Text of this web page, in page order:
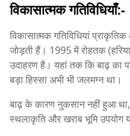
विकासात्मक गतिविधियाँ:-
विकासात्मक गतिविधियां
जोड़ती हैं। 1995 में रोहतक
उदाहरण है। यहां तक कि बाढ़ का
बड़ा हिस्सा अभी भी जलमग्न था।
बाढ़ के कारण नुकसान नहीं हुआ
स्थलाकृति और खराब भूमि उपयोग